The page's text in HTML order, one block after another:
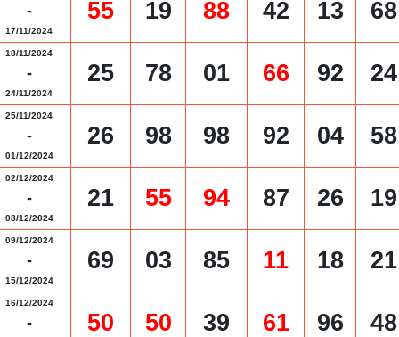
-
17/11/2024
55 19 88 42 13 68
18/11/2024
-
24/11/2024
25 78 01 66 92 24
25/11/2024
-
01/12/2024
26 98 98 92 04 58
02/12/2024
-
08/12/2024
21 55 94 87 26 19
09/12/2024
-
15/12/2024
69 03 85 11 18 21
16/12/2024
- 50 50 39 61 96 48